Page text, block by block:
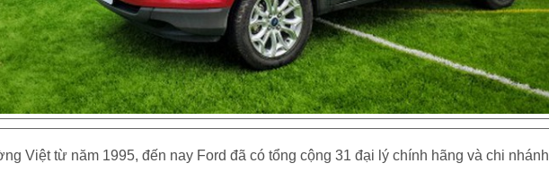
Việt từ năm 1995, đến nay Ford đã có tổng cộng 31 đại lý chính hãng và chi nhánh